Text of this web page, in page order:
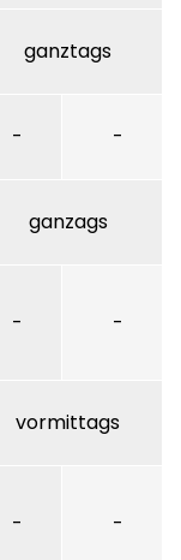
ganztags
- -
ganzags
- -
vormittags
- -